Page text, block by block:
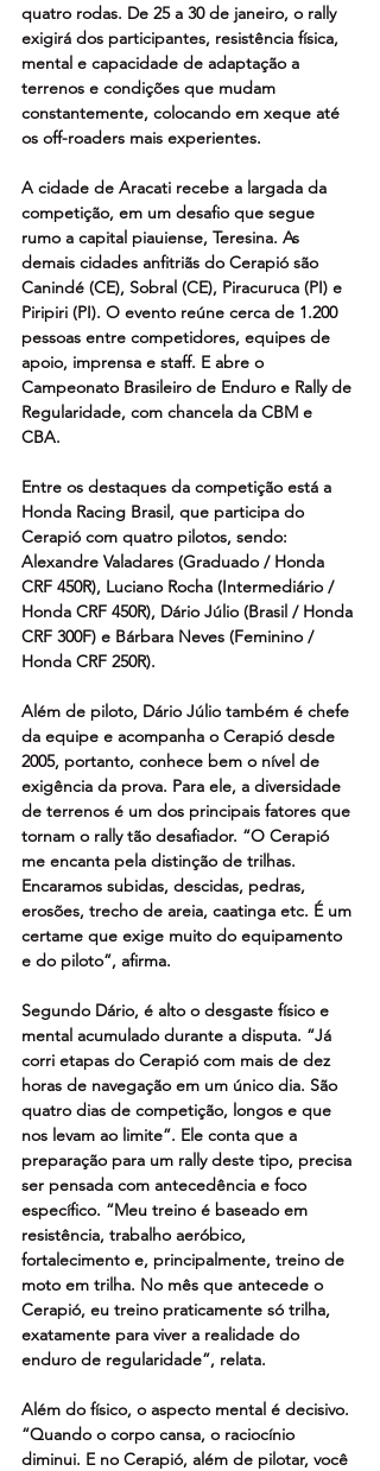
quatro rodas. De 25 a 30 de janeiro, o rally
exigirá dos participantes, resistência física,
mental e capacidade de adaptação a
terrenos e condições que mudam
constantemente, colocando em xeque até
os off-roaders mais experientes.
A cidade de Aracati recebe a largada da
competição, em um desafio que segue
rumo a capital piauiense, Teresina. As
demais cidades anfitriãs do Cerapió são
Canindé (CE), Sobral (CE), Piracuruca (PI) e
Piripiri (PI). O evento reúne cerca de 1.200
pessoas entre competidores, equipes de
apoio, imprensa e staff. E abre o
Campeonato Brasileiro de Enduro e Rally de
Regularidade, com chancela da CBM e
CBA.
Entre os destaques da competição está a
Honda Racing Brasil, que participa do
Cerapió com quatro pilotos, sendo:
Alexandre Valadares (Graduado / Honda
CRF 450R), Luciano Rocha (Intermediário /
Honda CRF 450R), Dário Júlio (Brasil / Honda
CRF 300F) e Bárbara Neves (Feminino /
Honda CRF 250R).
Além de piloto, Dário Júlio também é chefe
da equipe e acompanha o Cerapió desde
2005, portanto, conhece bem o nível de
exigência da prova. Para ele, a diversidade
de terrenos é um dos principais fatores que
tornam o rally tão desafiador. “O Cerapió
me encanta pela distinção de trilhas.
Encaramos subidas, descidas, pedras,
erosões, trecho de areia, caatinga etc. É um
certame que exige muito do equipamento
e do piloto”, afirma.
Segundo Dário, é alto o desgaste físico e
mental acumulado durante a disputa. “Já
corri etapas do Cerapió com mais de dez
horas de navegação em um único dia. São
quatro dias de competição, longos e que
nos levam ao limite”. Ele conta que a
preparação para um rally deste tipo, precisa
ser pensada com antecedência e foco
específico. “Meu treino é baseado em
resistência, trabalho aeróbico,
fortalecimento e, principalmente, treino de
moto em trilha. No mês que antecede o
Cerapió, eu treino praticamente só trilha,
exatamente para viver a realidade do
enduro de regularidade”, relata.
Além do físico, o aspecto mental é decisivo.
“Quando o corpo cansa, o raciocínio
diminui. E no Cerapió, além de pilotar, você